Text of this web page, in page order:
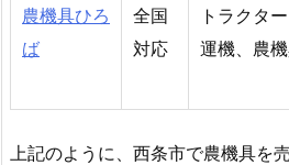
農機具ひろ
ば
全国
対応
トラクタ
運機、農
上記のように、西条市で農機具を